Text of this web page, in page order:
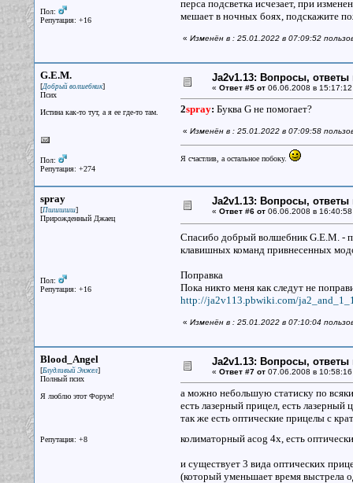
Пол:
Репутация: +16
перса подсветка исчезает, при
мешает в ночных боях, подскажите
« Изменён в : 25.01.2022 в 07:09:52
G.E.M.
[Добрый волшебник]
Псих
Истина как-то тут, а я ее где-то там.
Пол:
Репутация: +274
Ja2v1.13: Вопросы,
« Ответ #5 от06.06.2008 в 15:17:12
2spray: Буква G не помогает?
« Изменён в : 25.01.2022 в 07:09:58
Я счастлив, а остальное побоку.
spray
[Пшшшшш]
Прирожденный Джаец
Пол:
Репутация: +16
Ja2v1.13: Вопросы,
« Ответ #6 от06.06.2008 в 16:40:58
Спасибо добрый волшебник G.E.M. -
клавишных команд привнесенных
Поправка
Пока никто меня как следут не
http://ja2v113.pbwiki.com/
« Изменён в : 25.01.2022 в 07:10:04
Blood_Angel
[Блудливый Энжел]
Полный псих
Я люблю этот Форум!
Репутация: +8
Ja2v1.13: Вопросы,
« Ответ #7 от07.06.2008 в 10:58:16
а можно небольшую статиску по
есть лазерный прицел, есть
так же есть оптические прицелы с
колиматорный acog 4x, есть
и существует 3 вида оптических
(который уменьшает время выстрела